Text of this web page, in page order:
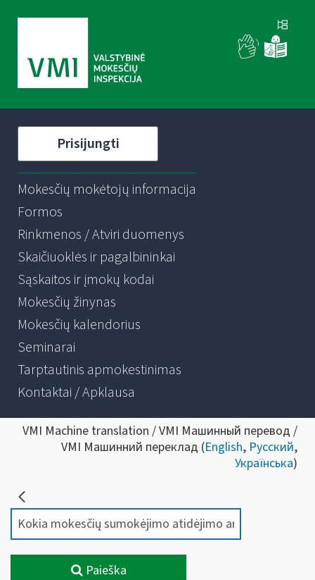
Prisijungti
Mokesčių mokėtojų informacija
Formos
Rinkmenos / Atviri duomenys
Skaičiuoklės ir pagalbininkai
Sąskaitos ir įmokų kodai
Mokesčių žinynas
Mokesčių kalendorius
Seminarai
Tarptautinis apmokestinimas
Kontaktai / Apklausa
VMI Machine translation / VMI Машинный перевод /
VMI Машинний переклад (English, Русский,
Українська)
Paieška